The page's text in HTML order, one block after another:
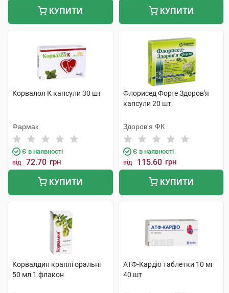
КУПИТИ КУПИТИ
Корвалол К капсули 30 шт
Фармак
Є в наявності
від 72.70 грн
КУПИТИ
Флорисед Форте Здоров'я
капсули 20 шт
Здоров'я ФК
Є в наявності
від 115.60 грн
КУПИТИ
Корвалдин краплі оральні
50 мл 1 флакон
АТФ-Кардіо таблетки 10 мг
40 шт